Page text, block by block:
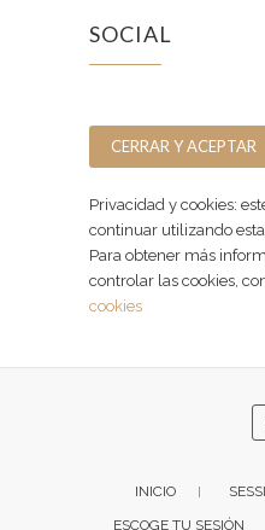
SOCIAL
Privacidad y cookies:
continuar utilizando
Para obtener más
controlar las cookies,
cookies
INICIO
ESCOGE TU SESIÓN